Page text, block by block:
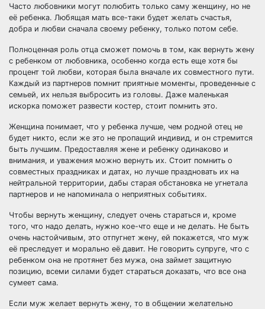
Часто любовники могут полюбить только саму женщину, но не
её ребенка. Любящая мать все-таки будет желать счастья,
добра и любви сначала своему ребенку, только потом себе.
Полноценная роль отца сможет помочь в том, как вернуть жену
с ребенком от любовника, особенно когда есть еще хотя бы
процент той любви, которая была вначале их совместного пути.
Каждый из партнеров помнит приятные моменты, проведенные с
семьей, их нельзя выбросить из головы. Даже маленькая
искорка поможет развести костер, стоит помнить это.
Женщина понимает, что у ребенка лучше, чем родной отец не
будет никто, если же это не пропащий индивид, и он стремится
быть лучшим. Предоставляя жене и ребенку одинаково и
внимания, и уважения можно вернуть их. Стоит помнить о
совместных праздниках и датах, но лучше праздновать их на
нейтральной территории, дабы старая обстановка не угнетала
партнеров и не напоминала о неприятных событиях.
Чтобы вернуть женщину, следует очень стараться и, кроме
того, что надо делать, нужно кое-что еще и не делать. Не быть
очень настойчивым, это отпугнет жену, ей покажется, что муж
её преследует и морально её давит. Не говорить супруге, что с
ребенком она не протянет без мужа, она займет защитную
позицию, всеми силами будет стараться доказать, что все она
сумеет сама.
Если муж желает вернуть жену, то в общении желательно